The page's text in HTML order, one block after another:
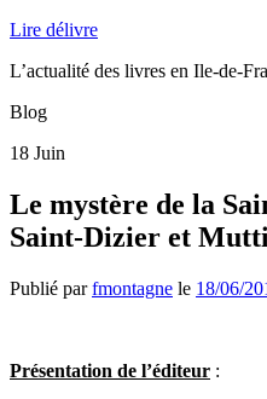
Lire délivre
L’actualité des livres en Ile-de-
Blog
18 Juin
Le mystère de la
Saint-Dizier et Mutti
Publié parfmontagne le 18/06/
Présentation de l’éditeur :